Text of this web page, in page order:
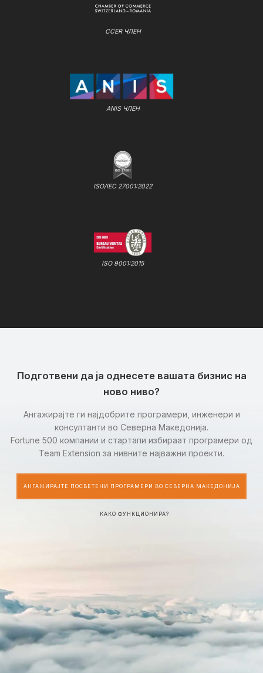
CCER ЧЛЕН
ANIS ЧЛЕН
ISO/IEC 27001:2022
ISO 9001:2015
Подготвени да ја однесете вашата бизнис на
ново ниво?
Ангажирајте ги најдобрите програмери, инженери и
консултанти во Северна Македонија.
Fortune 500 компании и стартапи избираат програмери од
Team Extension за нивните најважни проекти.
АНГАЖИРАЈТЕ ПОСВЕТЕНИ ПРОГРАМЕРИ ВО СЕВЕРНА МАКЕДОНИЈА
КАКО ФУНКЦИОНИРА?